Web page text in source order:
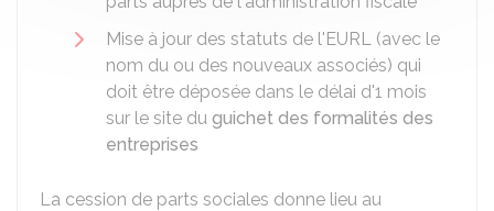
Mise à jour des statuts de l'EURL (avec le
nom du ou des nouveaux associés) qui
doit être déposée dans le délai d'1 mois
sur le site du guichet des formalités des
entreprises
La cession de parts sociales donne lieu au